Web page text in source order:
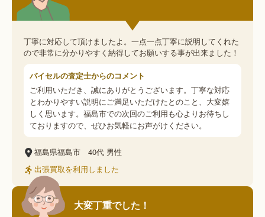
丁寧に対応して頂けましたよ。一点一点丁寧に説明してくれた
ので非常に分かりやすく納得してお願いする事が出来ました！
バイセルの査定士からのコメント
ご利用いただき、誠にありがとうございます。丁寧な対応
とわかりやすい説明にご満足いただけたとのこと、大変嬉
しく思います。福島市での次回のご利用も心よりお待ちし
ておりますので、ぜひお気軽にお声がけください。
福島県福島市 40代 男性
出張買取を利用しました
大変丁重でした！